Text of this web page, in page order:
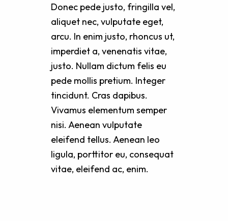
Donec pede justo, fringilla vel,
aliquet nec, vulputate eget,
arcu. In enim justo, rhoncus ut,
imperdiet a, venenatis vitae,
justo. Nullam dictum felis eu
pede mollis pretium. Integer
tincidunt. Cras dapibus.
Vivamus elementum semper
nisi. Aenean vulputate
eleifend tellus. Aenean leo
ligula, porttitor eu, consequat
vitae, eleifend ac, enim.